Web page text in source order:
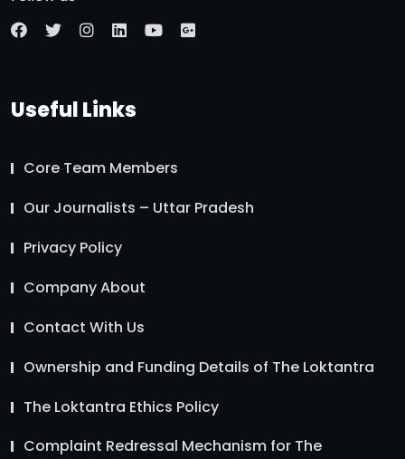
Useful Links
Core Team Members
Our Journalists – Uttar Pradesh
Privacy Policy
Company About
Contact With Us
Ownership and Funding Details of The Loktantra
The Loktantra Ethics Policy
Complaint Redressal Mechanism for The